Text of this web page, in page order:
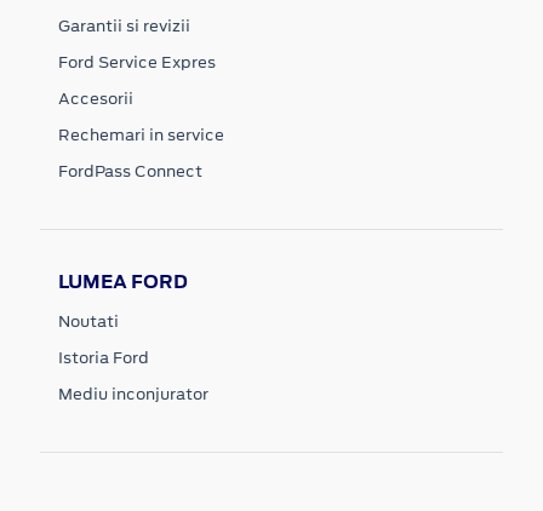
Garantii si revizii
Ford Service Expres
Accesorii
Rechemari in service
FordPass Connect
LUMEA FORD
Noutati
Istoria Ford
Mediu inconjurator